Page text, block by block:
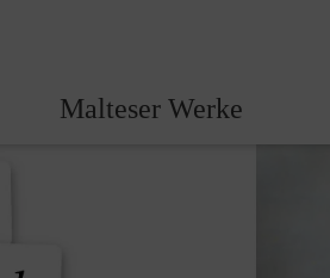
Malteser Werke